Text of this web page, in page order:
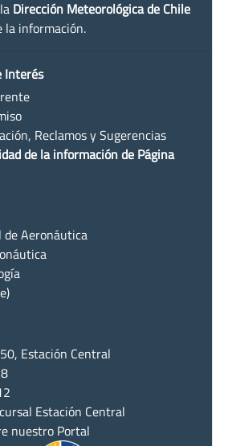
Dirección Meteorológica de Chile
la información.
Interés
Reclamos y Sugerencias
de la información de Página
de Aeronáutica
Estación Central
Estación Central
nuestro Portal